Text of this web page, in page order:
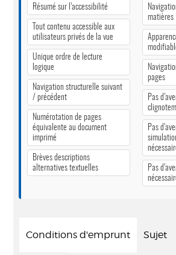
Résumé sur l’accessibilité
Tout contenu accessible aux
utilisateurs privés de la vue
Unique ordre de lecture
logique
Navigation structurelle suivant
/ précédent
Numérotation de pages
équivalente au document
imprimé
Brèves descriptions
alternatives textuelles
matières
pages
Pas
Pas
Pas
Conditions d'emprunt Sujet